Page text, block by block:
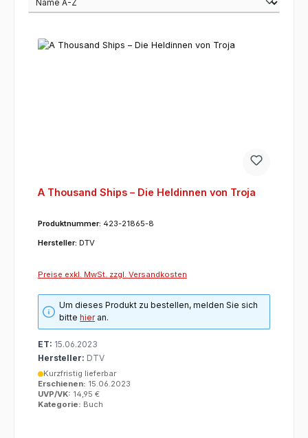
A Thousand Ships – Die Heldinnen von Troja
Produktnummer: 423-21865-8
Hersteller: DTV
Preise exkl. MwSt. zzgl. Versandkosten
Um dieses Produkt zu bestellen, melden Sie sich
bittehieran.
ET: 15.06.2023
Hersteller: DTV
Kurzfristig lieferbar
Erschienen: 15.06.2023
UVP/VK: 14,95 €
Kategorie: Buch